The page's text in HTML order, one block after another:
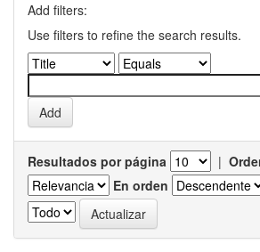
Add filters:
Use filters to refine the search results.
Resultados por página |
En orden